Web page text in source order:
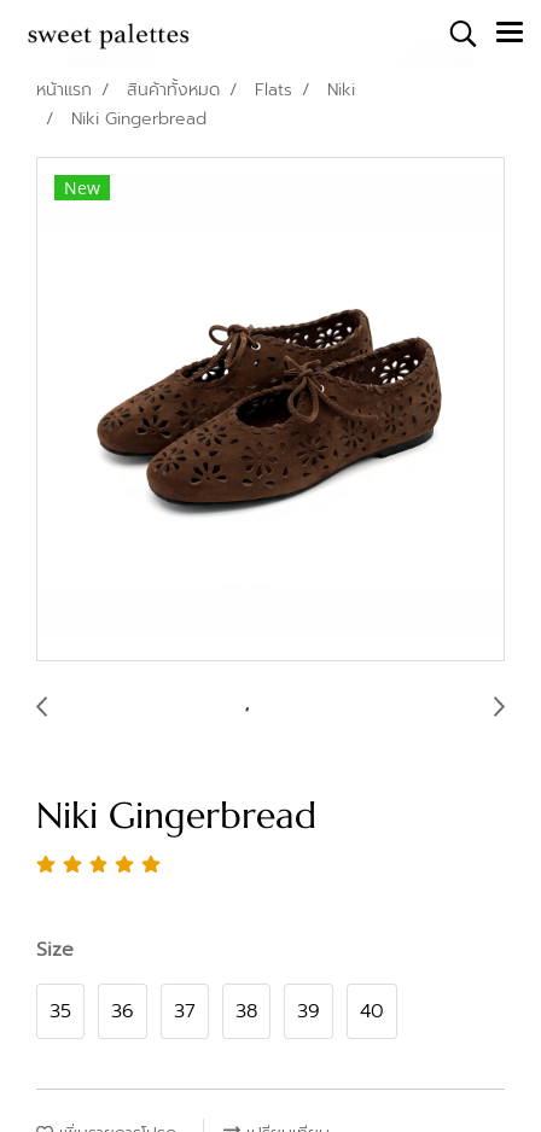
หน้าแรก สินค้าทั้งหมด Flats
Niki
Niki Gingerbread
New
Niki Gingerbread
Size
35 36 37 38 39 40